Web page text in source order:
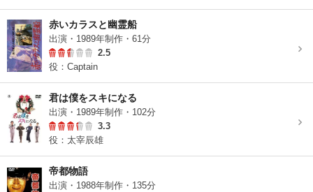
赤いカラスと幽霊船
出演・1989年制作・61分
2.5
役：Captain
君は僕をスキになる
出演・1989年制作・102分
3.3
役：太宰辰雄
帝都物語
出演・1988年制作・135分